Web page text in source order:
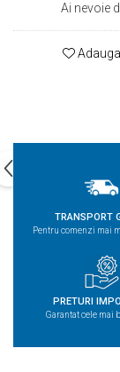
Ai nevoie
TRANSPORT
Pentru comenzi mai
PRETURI
Garantat cele mai